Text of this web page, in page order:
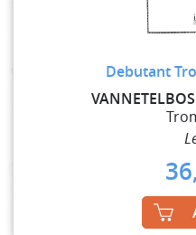
Debutant